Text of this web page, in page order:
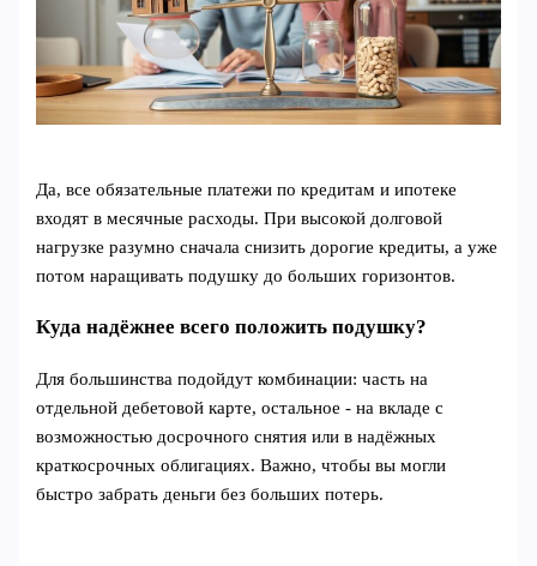
Да, все обязательные платежи по кредитам и ипотеке
входят в месячные расходы. При высокой долговой
нагрузке разумно сначала снизить дорогие кредиты, а уже
потом наращивать подушку до больших горизонтов.
Куда надёжнее всего положить подушку?
Для большинства подойдут комбинации: часть на
отдельной дебетовой карте, остальное - на вкладе с
возможностью досрочного снятия или в надёжных
краткосрочных облигациях. Важно, чтобы вы могли
быстро забрать деньги без больших потерь.